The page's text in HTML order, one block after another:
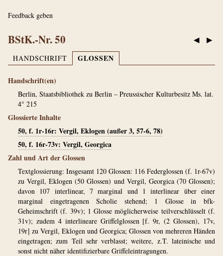
Feedback geben
◀ ▶
BStK.-Nr. 50
HANDSCHRIFT GLOSSEN
Handschrift(en)
Berlin, Staatsbibliothek zu Berlin – Preussischer Kulturbesitz Ms. lat.
4° 215
Glossierte Inhalte
50, f. 1r-16r: Vergil, Eklogen (außer 3, 57-6, 78)
50, f. 16r-73v: Vergil, Georgica
Zahl und Art der Glossen
Textglossierung: Insgesamt 120 Glossen: 116 Federglossen (f. 1r-67v)
zu Vergil, Eklogen (50 Glossen) und Vergil, Georgica (70 Glossen);
davon 107 interlinear, 7 marginal und 1 interlinear über einer
marginal eingetragenen Scholie stehend; 1 Glosse in bfk-
Geheimschrift (f. 39v); 1 Glosse möglicherweise teilverschlüsselt (f.
31v); zudem 4 interlineare Griffelglossen [f. 9r, (2 Glossen), 17v,
19r] zu Vergil, Eklogen und Georgica; Glossen von mehreren Händen
eingetragen; zum Teil sehr verblasst; weitere, z.T. lateinische und
sonst nicht näher identifizierbare Griffeleintragungen.